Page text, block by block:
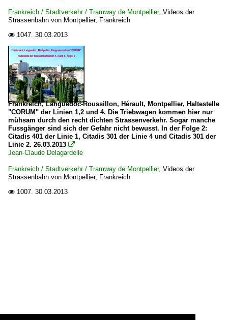
Frankreich / Stadtverkehr / Tramway de Montpellier, Videos der
Strassenbahn von Montpellier, Frankreich
 1047. 30.03.2013
Frankreich, Languedoc-Roussillon, Hérault, Montpellier, Haltestelle
"CORUM" der Linien 1,2 und 4. Die Triebwagen kommen hier nur
mühsam durch den recht dichten Strassenverkehr. Sogar manche
Fussgänger sind sich der Gefahr nicht bewusst. In der Folge 2:
Citadis 401 der Linie 1, Citadis 301 der Linie 4 und Citadis 301 der
Linie 2. 26.03.2013 
Jean-Claude Delagardelle
Frankreich / Stadtverkehr / Tramway de Montpellier, Videos der
Strassenbahn von Montpellier, Frankreich
 1007. 30.03.2013